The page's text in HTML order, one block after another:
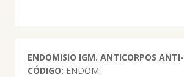
ENDOMISIO IGM. ANTICORPOS ANTI-
CÓDIGO: ENDOM